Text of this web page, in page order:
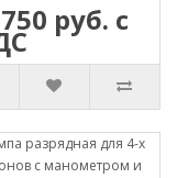
руб. с